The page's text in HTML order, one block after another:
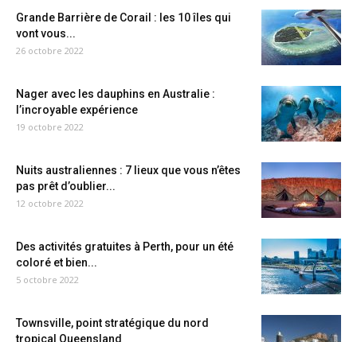
Grande Barrière de Corail : les 10 îles qui
vont vous...
26 octobre 2022
Nager avec les dauphins en Australie :
l’incroyable expérience
19 octobre 2022
Nuits australiennes : 7 lieux que vous n’êtes
pas prêt d’oublier...
12 octobre 2022
Des activités gratuites à Perth, pour un été
coloré et bien...
5 octobre 2022
Townsville, point stratégique du nord
tropical Queensland